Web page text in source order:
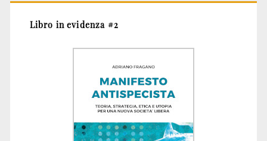
Libro in evidenza #2